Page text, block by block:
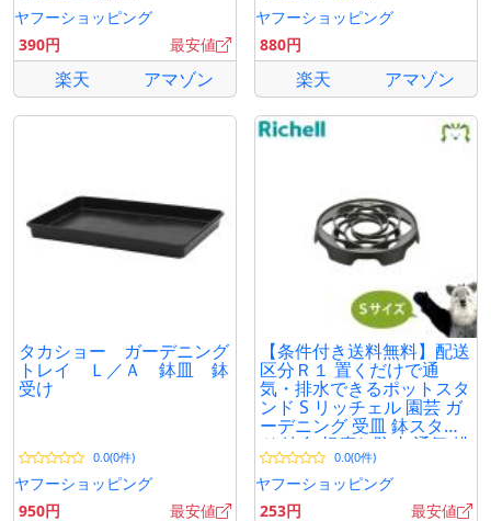
ヤフーショッピング
390円
最安値
楽天 アマゾン
ヤフーショッピング
880円
楽天 アマゾン
タカショー ガーデニング
トレイ Ｌ／Ａ 鉢皿 鉢
受け
0.0(0件)
ヤフーショッピング
950円
最安値
【条件付き送料無料】配送
区分Ｒ１ 置くだけで通
気・排水できるポットスタ
ンド S リッチェル 園芸 ガ
ーデニング 受皿 鉢スタン
ド 鉢台 根腐れ防止 通気 排
水 通気性 害虫防止
0.0(0件)
ヤフーショッピング
253円
最安値